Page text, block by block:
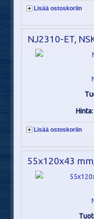
Lisää ostoskoriin
NJ2310-ET,
Hinta:
Lisää ostoskoriin
55x120x43